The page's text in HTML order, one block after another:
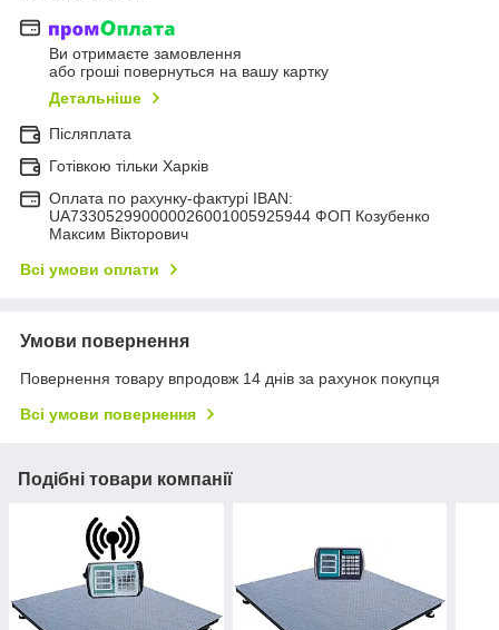
Ви отримаєте замовлення
або гроші повернуться на вашу картку
Детальніше
Післяплата
Готівкою тільки Харків
Оплата по рахунку-фактурі IBAN:
UA733052990000026001005925944 ФОП Козубенко
Максим Вікторович
Всі умови оплати
Умови повернення
Повернення товару впродовж 14 днів за рахунок покупця
Всі умови повернення
Подібні товари компанії